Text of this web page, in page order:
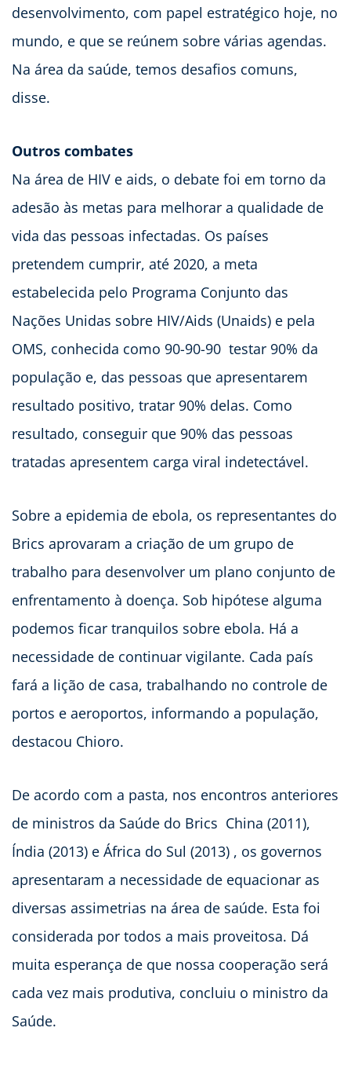
desenvolvimento, com papel estratégico hoje, no
mundo, e que se reúnem sobre várias agendas.
Na área da saúde, temos desafios comuns,
disse.
Outros combates
Na área de HIV e aids, o debate foi em torno da
adesão às metas para melhorar a qualidade de
vida das pessoas infectadas. Os países
pretendem cumprir, até 2020, a meta
estabelecida pelo Programa Conjunto das
Nações Unidas sobre HIV/Aids (Unaids) e pela
OMS, conhecida como 90-90-90  testar 90% da
população e, das pessoas que apresentarem
resultado positivo, tratar 90% delas. Como
resultado, conseguir que 90% das pessoas
tratadas apresentem carga viral indetectável.
Sobre a epidemia de ebola, os representantes do
Brics aprovaram a criação de um grupo de
trabalho para desenvolver um plano conjunto de
enfrentamento à doença. Sob hipótese alguma
podemos ficar tranquilos sobre ebola. Há a
necessidade de continuar vigilante. Cada país
fará a lição de casa, trabalhando no controle de
portos e aeroportos, informando a população,
destacou Chioro.
De acordo com a pasta, nos encontros anteriores
de ministros da Saúde do Brics  China (2011),
Índia (2013) e África do Sul (2013) , os governos
apresentaram a necessidade de equacionar as
diversas assimetrias na área de saúde. Esta foi
considerada por todos a mais proveitosa. Dá
muita esperança de que nossa cooperação será
cada vez mais produtiva, concluiu o ministro da
Saúde.